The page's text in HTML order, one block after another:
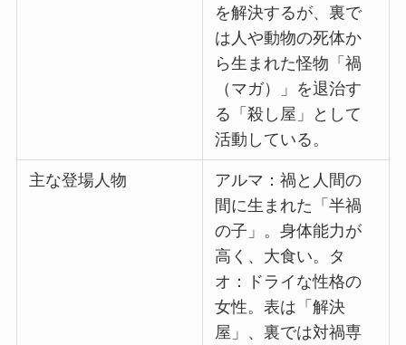
を解決するが、裏で
は人や動物の死体か
ら生まれた怪物「禍
（マガ）」を退治す
る「殺し屋」として
活動している。
主な登場人物
アルマ：禍と人間の
間に生まれた「半禍
の子」。身体能力が
高く、大食い。タ
オ：ドライな性格の
女性。表は「解決
屋」、裏では対禍専